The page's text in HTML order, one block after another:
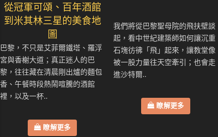
從冠軍可頌、百年酒館
到米其林三星的美食地
圖
巴黎，不只是艾菲爾鐵塔、羅浮
宮與香榭大道；真正迷人的巴
黎，往往藏在清晨剛出爐的麵包
香、午餐時段熱鬧喧騰的酒館
裡，以及一杯..
瞭解更多
我們將從巴黎聖母院的飛扶壁談
起，看中世紀建築師如何讓沉重
石塊彷彿「飛」起來，讓教堂像
被一股力量往天空牽引；也會走
進沙特爾..
瞭解更多